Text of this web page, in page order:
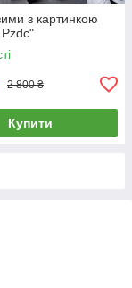
з картинкою
2 800 ₴
Купити